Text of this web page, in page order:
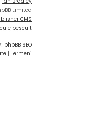
Limited
CMS
pescuit
phpBB SEO
| Termeni